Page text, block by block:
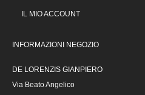
IL MIO ACCOUNT
INFORMAZIONI NEGOZIO
DE LORENZIS GIANPIERO
Via Beato Angelico